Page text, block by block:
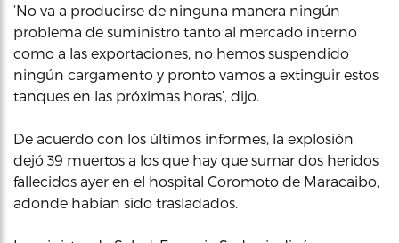
‘No va a producirse de ninguna manera ningún
problema de suministro tanto al mercado interno
como a las exportaciones, no hemos suspendido
ningún cargamento y pronto vamos a extinguir estos
tanques en las próximas horas’, dijo.
De acuerdo con los últimos informes, la explosión
dejó 39 muertos a los que hay que sumar dos heridos
fallecidos ayer en el hospital Coromoto de Maracaibo,
adonde habían sido trasladados.